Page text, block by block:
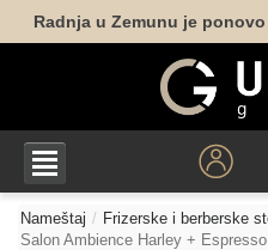
Radnja u Zemunu je
Nameštaj Frizerske i berberske
Salon Ambience Harley + Espresso